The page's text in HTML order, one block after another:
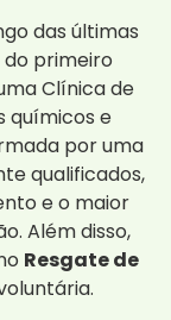
das últimas
primeiro
Clínica de
químicos e
por uma
qualificados,
e o maior
Além disso,
Resgate de